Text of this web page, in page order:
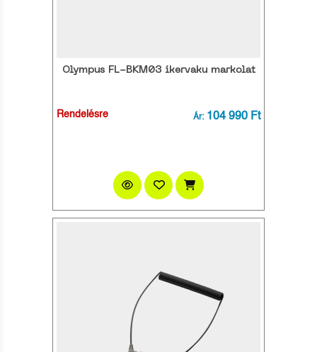
Olympus FL-BKM03 ikervaku markolat
Rendelésre Ár: 104 990 Ft